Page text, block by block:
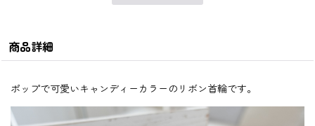
商品詳細
ポップで可愛いキャンディーカラーのリボン首輪です。